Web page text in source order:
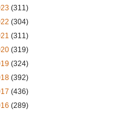
(311)
(304)
(311)
(319)
(324)
(392)
(436)
(289)